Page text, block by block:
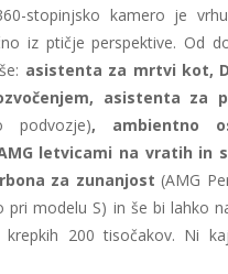
stopinjsko kamero je
iz ptičje perspektive. Od
asistenta za mrtvi kot,
asistenta za
podvozje), ambientno
letvicami na vratih in
za zunanjost (AMG
pri modelu S) in še bi lahko
200 tisočakov. Ni